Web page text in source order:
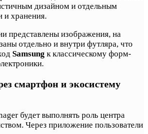
дизайном и отдельным
и хранения.
представлены изображения, на
отдельно и внутри футляра, что
Samsung к классическому форм-
смартфон и экосистему
будет выполнять роль центра
Через приложение пользователи